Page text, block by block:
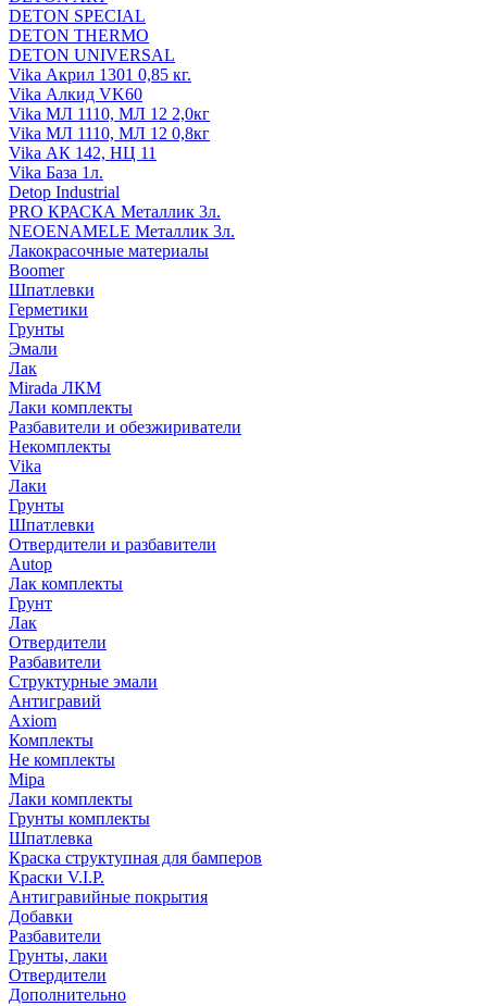
DETON SPECIAL
DETON THERMO
DETON UNIVERSAL
Vika Акрил 1301 0,85 кг.
Vika Алкид VK60
Vika МЛ 1110, МЛ 12 2,0кг
Vika МЛ 1110, МЛ 12 0,8кг
Vika АК 142, НЦ 11
Vika База 1л.
Detop Industrial
PRO КРАСКА Металлик 3л.
NEOENAMELE Металлик 3л.
Лакокрасочные материалы
Boomer
Шпатлевки
Герметики
Грунты
Эмали
Лак
Mirada ЛКМ
Лаки комплекты
Разбавители и обезжириватели
Некомплекты
Vika
Лаки
Грунты
Шпатлевки
Отвердители и разбавители
Autop
Лак комплекты
Грунт
Лак
Отвердители
Разбавители
Структурные эмали
Антигравий
Axiom
Комплекты
Не комплекты
Mipa
Лаки комплекты
Грунты комплекты
Шпатлевка
Краска структупная для бамперов
Краски V.I.P.
Антигравийные покрытия
Добавки
Разбавители
Грунты, лаки
Отвердители
Дополнительно